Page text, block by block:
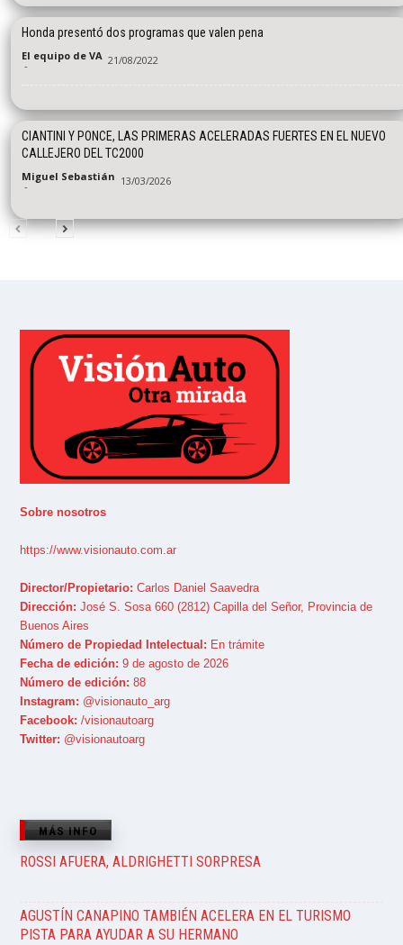
Honda presentó dos programas que valen pena
El equipo de VA
- 21/08/2022
CIANTINI Y PONCE, LAS PRIMERAS ACELERADAS FUERTES EN EL NUEVO
CALLEJERO DEL TC2000
Miguel Sebastián
- 13/03/2026
Sobre nosotros
https://www.visionauto.com.ar
Director/Propietario: Carlos Daniel Saavedra
Dirección: José S. Sosa 660 (2812) Capilla del Señor, Provincia de
Buenos Aires
Número de Propiedad Intelectual: En trámite
Fecha de edición: 9 de agosto de 2026
Número de edición: 88
Instagram: @visionauto_arg
Facebook: /visionautoarg
Twitter: @visionautoarg
MÁS INFO
ROSSI AFUERA, ALDRIGHETTI SORPRESA
AGUSTÍN CANAPINO TAMBIÉN ACELERA EN EL TURISMO
PISTA PARA AYUDAR A SU HERMANO